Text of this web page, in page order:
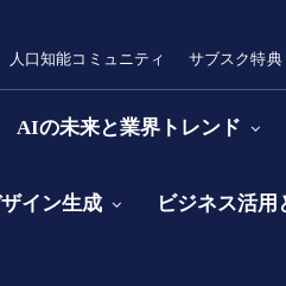
人口知能コミュニティ サブスク特典
AIの未来と業界トレンド
イン生成 ビジネス活用